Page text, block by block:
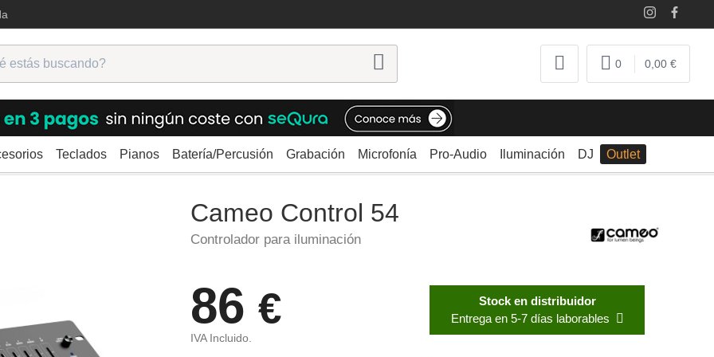
0 0,00 €
Teclados Pianos Batería/Percusión Grabación Microfonía Pro-Audio Iluminación DJ Outlet
Cameo Control 54
Cameo Control 54
Controlador para iluminación
86 €
IVA Incluido.
Stock en distribuidor
Entrega en 5-7 días laborables